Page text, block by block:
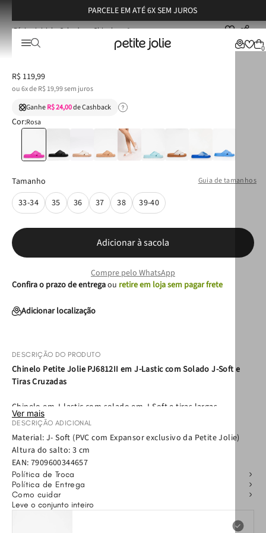
PARCELE EM ATÉ 6X SEM JUROS
0
Calçados Chinelos Chinelo Petite Jolie Smash Fucsia PJ6812II
Chinelo Petite Jolie Smash Fucsia PJ6812II
R$ 119,99
ou6x deR$ 19,99sem juros
GanheR$ 24,00de Cashback
Cor:Rosa
Guia de tamanhos
Tamanho
33-34
35 36 37 38 39-40
Adicionar à sacola
Compre pelo WhatsApp
Confira o prazo de entregaou retire em loja sem pagar frete
Adicionar localização
DESCRIÇÃO DO PRODUTO
Chinelo Petite Jolie PJ6812II em J-Lastic com Solado J-Soft e
Tiras Cruzadas
Chinelo em J-lastic com solado em J-Soft e tiras largas
cruzadas, com textura de gorgorão. O Smash é um best-seller da
Petite Jolie! Possui palmilha anatômica na qual o pé se encaixa
perfeitamente, sendo muito macio e flexível. Acabamento fosco.
Por que escolher este modelo?
• Tecnologia J-Soft:
prolongado.
Design que oferece suporte e segurança
Ver mais
DESCRIÇÃO ADICIONAL
Material: J- Soft (PVC com Expansor exclusivo da Petite Jolie)
Altura do salto: 3 cm
EAN: 7909600344657
Política de Troca
Política de Entrega
Como cuidar
Leve o conjunto inteiro